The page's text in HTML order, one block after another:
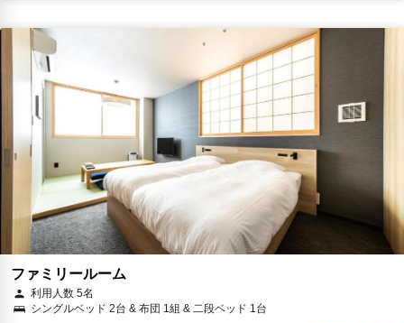
ファミリールーム
利用人数 5名
シングルベッド 2台 & 布団 1組 & 二段ベッド 1台